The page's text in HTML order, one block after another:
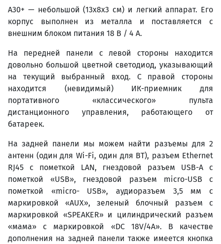
A30+ — небольшой (13x8x3 см) и легкий аппарат. Его
корпус выполнен из металла и поставляется с
внешним блоком питания 18 В / 4 А.
На передней панели с левой стороны находится
довольно большой цветной светодиод, указывающий
на текущий выбранный вход. С правой стороны
находится (невидимый) ИК-приемник для
портативного «классического» пульта
дистанционного управления, работающего от
батареек.
На задней панели мы можем найти разъемы для 2
антенн (один для Wi-Fi, один для BT), разъем Ethernet
RJ45 с пометкой LAN, гнездовой разъем USB-A с
пометкой «USB», гнездовой разъем micro-USB с
пометкой «micro- USB», аудиоразъем 3,5 мм с
маркировкой «AUX», зеленый блочный разъем с
маркировкой «SPEAKER» и цилиндрический разъем
«мама» с маркировкой «DC 18V/4A». В качестве
дополнения на задней панели также имеется кнопка